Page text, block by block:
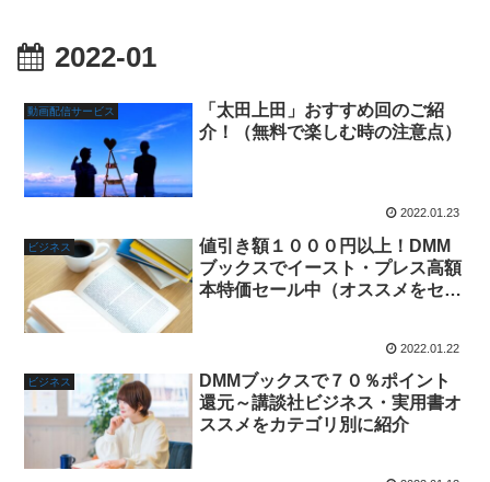
2022-01
動画配信サービス
「太田上田」おすすめ回のご紹
介！（無料で楽しむ時の注意点）
2022.01.23
ビジネス
値引き額１０００円以上！DMM
ブックスでイースト・プレス高額
本特価セール中（オススメをセレ
2022.01.22
ビジネス
DMMブックスで７０％ポイント
還元～講談社ビジネス・実用書オ
ススメをカテゴリ別に紹介